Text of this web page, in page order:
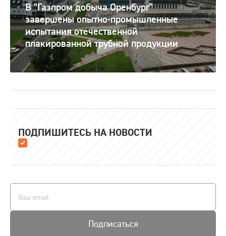
В "Газпром добыча Оренбург"
завершены опытно-промышленные
испытания отечественной
плакированной трубной продукции
ПОДПИШИТЕСЬ НА НОВОСТИ
Подписаться